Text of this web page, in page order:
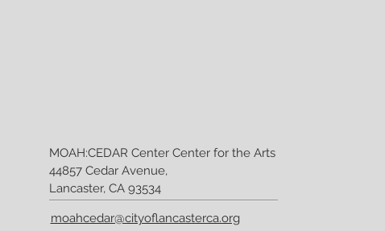
MOAH:CEDAR Center Center for the Arts
44857 Cedar Avenue,
Lancaster, CA 93534
moahcedar@cityoflancasterca.org